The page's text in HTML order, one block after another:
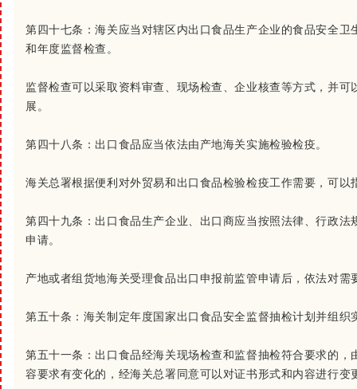
第四十七条：海关应当对辖区内出口食品生产企业的食品安全
和年度监督检查。
监督检查可以采取资料审查、现场检查、企业核查等方式，并
展。
第四十八条： 出口食品应当依法由产地海关实施检验检疫。
海关总署根据便利对外贸易和出口食品检验检疫工作需要，可以
第四十九条： 出口食品生产企业、出口商应当按照法律、行政
申请。
产地或者组货地海关受理食品出口申报前监管申请后，依法对
第五十条： 海关制定年度国家出口食品安全监督抽检计划并组织
第五十一条： 出口食品经海关现场检查和监督抽检符合要求的
容要求有变化的，经海关总署同意可以对证书形式和内容进行变